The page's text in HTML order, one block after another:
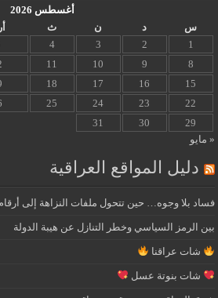
أغسطس 2026
س
د ن ث
1
2
3
4
8
9
10
11
15
16
17
18
22
23
24
25
29
30
31
« مايو
دليل المواقع العراقية
فساد بلا وجوه… حين تتحول ملفات النزاهة إلى
بين الرمز السياسي وخطر التنازل عن هيبة الدولة
شات عراقنا
شات بنوتة عسل